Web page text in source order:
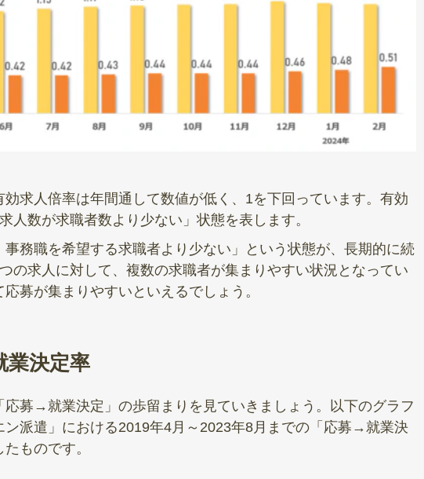
求人倍率は年間通して数値が低く、1を下回っています。有効
人数が求職者数より少ない」状態を表します。
務職を希望する求職者より少ない」という状態が、長期的に続
の求人に対して、複数の求職者が集まりやすい状況となってい
募が集まりやすいといえるでしょう。
業決定率
募→就業決定」の歩留まりを見ていきましょう。以下のグラフ
ン派遣」における2019年4月～2023年8月までの「応募→就業決
ものです。